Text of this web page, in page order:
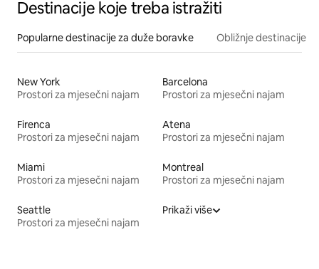
Destinacije koje treba istražiti
Popularne destinacije za duže boravke Obližnje destinacije
New York
Prostori za mjesečni najam
Barcelona
Prostori za mjesečni najam
Firenca
Prostori za mjesečni najam
Atena
Prostori za mjesečni najam
Miami
Prostori za mjesečni najam
Montreal
Prostori za mjesečni najam
Seattle
Prostori za mjesečni najam
Prikaži više